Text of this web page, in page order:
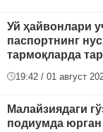
Уй ҳайвонлари
паспортнинг
тармоқларда
19:42 / 01 август
Малайзиядаги
подиумда